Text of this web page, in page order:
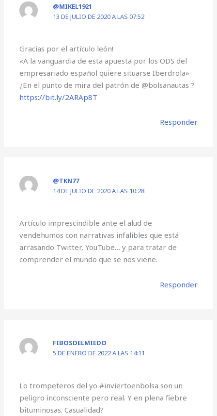
@MIKEL1921
13 DE JULIO DE 2020 A LAS 07:52
Gracias por el artículo león!
«A la vanguardia de esta apuesta por los ODS del
empresariado español quiere situarse Iberdrola»
¿En el punto de mira del patrón de @bolsanautas ?
https://bit.ly/2ARAp8T
Responder
@TKN77
14 DE JULIO DE 2020 A LAS 10:28
Artículo imprescindible ante el alud de
vendehumos con narrativas infalibles que está
arrasando Twitter, YouTube… y para tratar de
comprender el mundo que se nos viene.
Responder
FIBOSDELMIEDO
5 DE ENERO DE 2022 A LAS 14:11
Lo trompeteros del yo #inviertoenbolsa son un
peligro inconsciente pero real. Y en plena fiebre
bituminosas. Casualidad?